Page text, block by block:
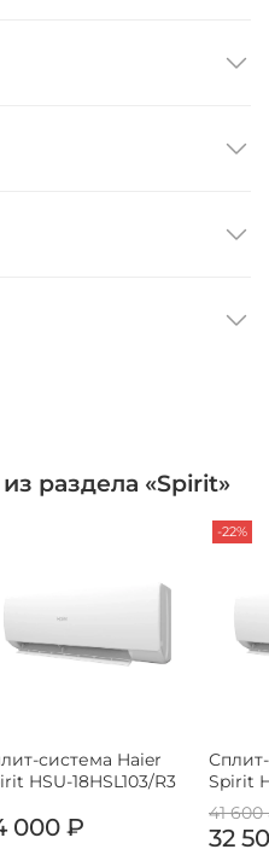
раздела «Spirit»
система Haier
HSU-18HSL103/R3
000 ₽
-22%
Spirit
41 600
32